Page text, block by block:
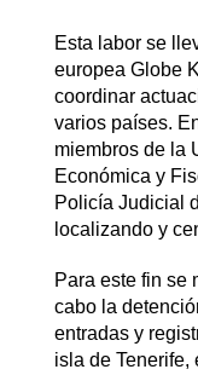
Esta labor se
europea Globe
coordinar
varios países.
miembros de la
Económica y
Policía Judicial
localizando y
Para este fin se
cabo la
entradas y
isla de Tenerife,